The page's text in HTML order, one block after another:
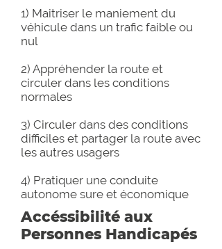
1) Maitriser le maniement du
véhicule dans un trafic faible ou
nul
2) Appréhender la route et
circuler dans les conditions
normales
3) Circuler dans des conditions
difficiles et partager la route avec
les autres usagers
4) Pratiquer une conduite
autonome sure et économique
Accéssibilité aux
Personnes Handicapés